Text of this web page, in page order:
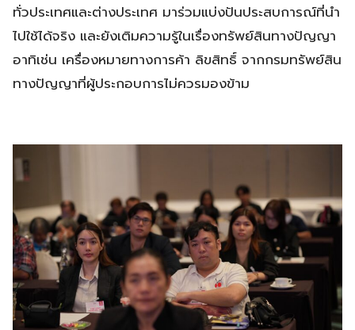
ทั่วประเทศและต่างประเทศ มาร่วมแบ่งปันประสบการณ์ที่นำ
ไปใช้ได้จริง และยังเติมความรู้ในเรื่องทรัพย์สินทางปัญญา
อาทิเช่น เครื่องหมายทางการค้า ลิขสิทธิ์ จากกรมทรัพย์สิน
ทางปัญญาที่ผู้ประกอบการไม่ควรมองข้าม